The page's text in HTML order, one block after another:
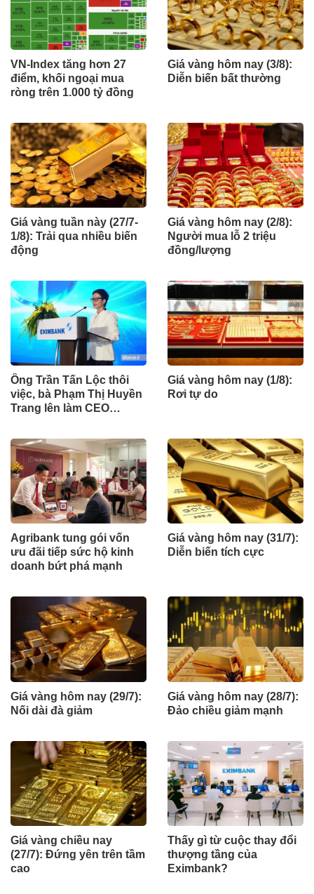
VN-Index tăng hơn 27
điểm, khối ngoại mua
ròng trên 1.000 tỷ đồng
Giá vàng hôm nay (3/8):
Diễn biến bất thường
Giá vàng tuần này (27/7-
1/8): Trải qua nhiều biến
động
Giá vàng hôm nay (2/8):
Người mua lỗ 2 triệu
đồng/lượng
Ông Trần Tấn Lộc thôi
việc, bà Phạm Thị Huyền
Trang lên làm CEO
Giá vàng hôm nay (1/8):
Rơi tự do
Agribank tung gói vốn
ưu đãi tiếp sức hộ kinh
doanh bứt phá mạnh
Giá vàng hôm nay (31/7):
Diễn biến tích cực
Giá vàng hôm nay (29/7):
Nối dài đà giảm
Giá vàng hôm nay (28/7):
Đảo chiều giảm mạnh
Giá vàng chiều nay
(27/7): Đứng yên trên tầm
cao
Thấy gì từ cuộc thay đổi
thượng tầng của
Eximbank?